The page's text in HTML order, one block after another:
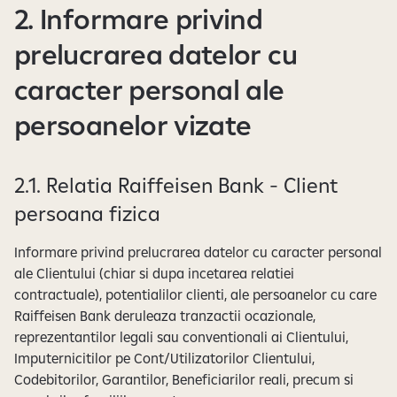
2. Informare privind
prelucrarea datelor cu
caracter personal ale
persoanelor vizate
2.1. Relatia Raiffeisen Bank - Client
persoana fizica
Informare privind prelucrarea datelor cu caracter personal
ale Clientului (chiar si dupa incetarea relatiei
contractuale), potentialilor clienti, ale persoanelor cu care
Raiffeisen Bank deruleaza tranzactii ocazionale,
reprezentantilor legali sau conventionali ai Clientului,
Imputernicitilor pe Cont/Utilizatorilor Clientului,
Codebitorilor, Garantilor, Beneficiarilor reali, precum si